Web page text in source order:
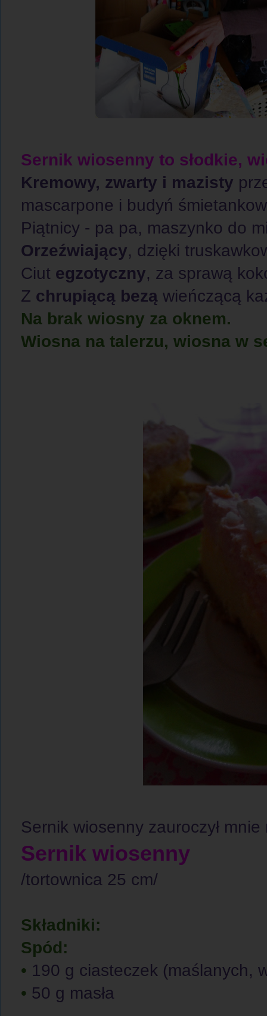
Sernik wiosenny to słodkie,
Kremowy, zwarty i mazisty
mascarpone i budyń
Piątnicy - pa pa, maszynko do
Orzeźwiający, dzięki
Ciut egzotyczny, za sprawą
Z chrupiącą bezą wieńczącą
Na brak wiosny za oknem.
Wiosna na talerzu, wiosna w
Sernik wiosenny zauroczył
Sernik wiosenny
/tortownica 25 cm/
Składniki:
Spód:
• 190 g ciasteczek (maślanych,
• 50 g masła